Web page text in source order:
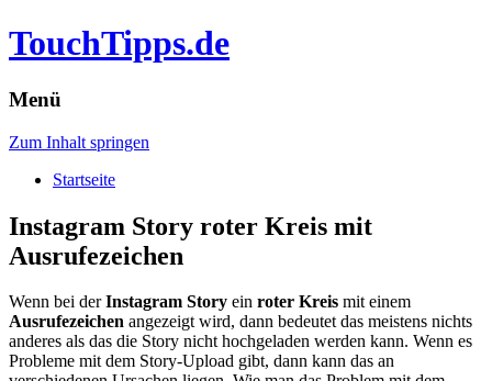
TouchTipps.de
Menü
Zum Inhalt springen
Startseite
Instagram Story roter Kreis mit
Ausrufezeichen
Wenn bei derInstagram Story ein roter Kreis mit einem
Ausrufezeichen angezeigt wird, dann bedeutet das meistens nichts
anderes als das die Story nicht hochgeladen werden kann. Wenn es
Probleme mit dem Story-Upload gibt, dann kann das an